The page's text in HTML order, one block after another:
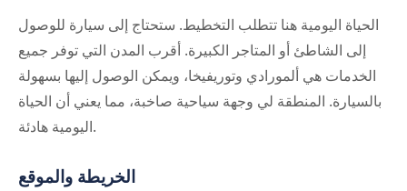
الحياة اليومية هنا تتطلب التخطيط. ستحتاج إلى سيارة للوصول
إلى الشاطئ أو المتاجر الكبيرة. أقرب المدن التي توفر جميع
الخدمات هي ألمورادي وتوريفيخا، ويمكن الوصول إليها بسهولة
بالسيارة. المنطقة لي وجهة سياحية صاخبة، مما يعني أن الحياة
اليومية هادئة.
الخريطة والموقع